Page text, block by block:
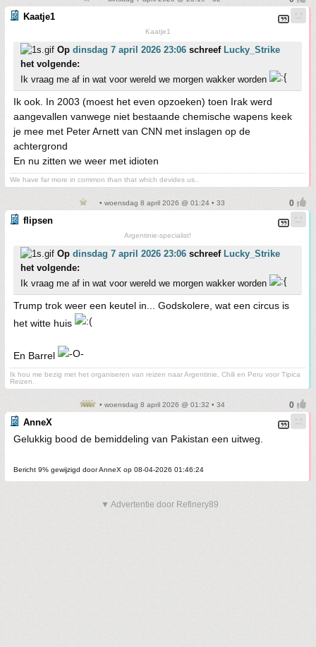
Kaatje1
Kaatje1
Op dinsdag 7 april 2026 23:06 schreef Lucky_Strike
het volgende:
Ik vraag me af in wat voor wereld we morgen wakker worden
Ik ook. In 2003 (moest het even opzoeken) toen Irak werd
aangevallen vanwege niet bestaande chemische wapens keek
je mee met Peter Arnett van CNN met inslagen op de
achtergrond
En nu zitten we weer met idioten
We have far more in common than that which devides us..
• woensdag 8 april 2026 @ 01:24 • 33
flipsen
Argentinie-specialist!
Op dinsdag 7 april 2026 23:06 schreef Lucky_Strike
het volgende:
Ik vraag me af in wat voor wereld we morgen wakker worden
Trump trok weer een keutel in... Godskolere, wat een circus is
het witte huis
En Barrel
Ik hou me bezig met het organiseren van reizen naar Argentinie, Chili en Peru voor Tipica
Reizen.
• woensdag 8 april 2026 @ 01:32 • 34
AnneX
Gelukkig bood de bemiddeling van Pakistan een uitweg.
Bericht 9% gewijzigd door AnneX op 08-04-2026 01:46:24
▼ Advertentie door Refinery89